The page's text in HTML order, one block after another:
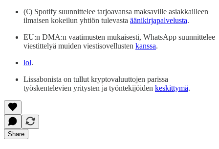
(€) Spotify suunnittelee tarjoavansa maksaville asiakkailleen
ilmaisen kokeilun yhtiön tulevasta äänikirjapalvelusta.
EU:n DMA:n vaatimusten mukaisesti, WhatsApp suunnittelee
viestittelyä muiden viestisovellusten kanssa.
lol.
Lissabonista on tullut kryptovaluuttojen parissa
työskentelevien yritysten ja työntekijöiden keskittymä.
Share